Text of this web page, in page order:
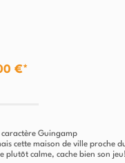
€*
Guingamp
cette maison de ville proche
plutôt calme, cache bien son